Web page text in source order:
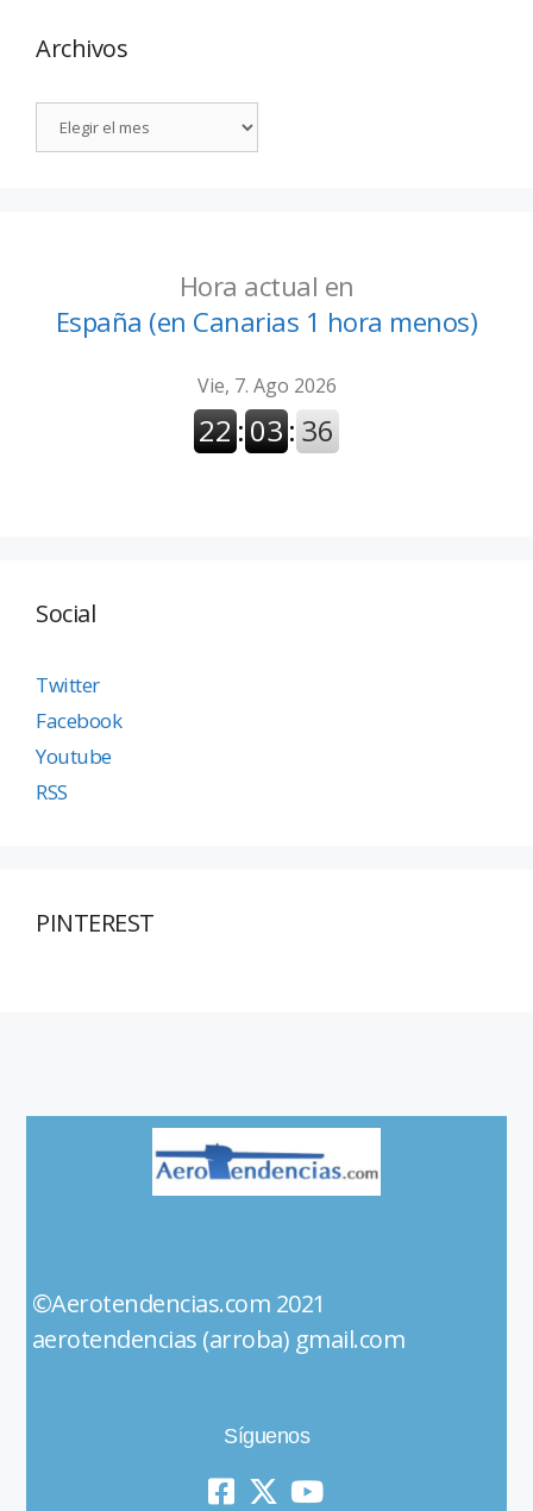
Archivos
Hora actual en
España (en Canarias 1 hora menos)
Social
Twitter
Facebook
Youtube
RSS
PINTEREST
©Aerotendencias.com 2021
aerotendencias (arroba) gmail.com
Síguenos